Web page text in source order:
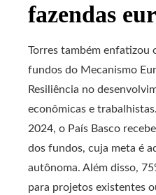
fazendas
Torres também enfatizou
fundos do Mecanismo
Resiliência no
econômicas e
2024, o País Basco
dos fundos, cuja meta é
autônoma. Além disso,
para projetos existentes